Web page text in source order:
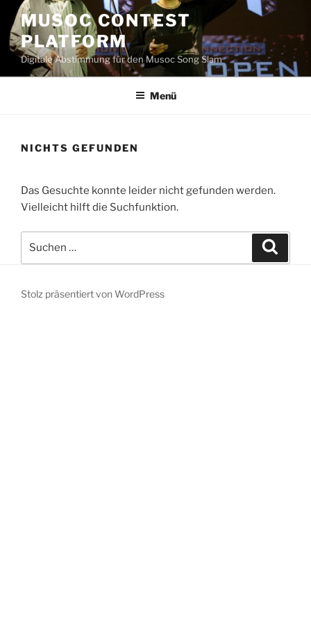
Zum
Inhalt
springen
MUSOC CONTEST
PLATFORM
Digitale Abstimmung für den Musoc Song Slam
Menü
NICHTS GEFUNDEN
Das Gesuchte konnte leider nicht gefunden werden.
Vielleicht hilft die Suchfunktion.
nach:
Stolz präsentiert von WordPress